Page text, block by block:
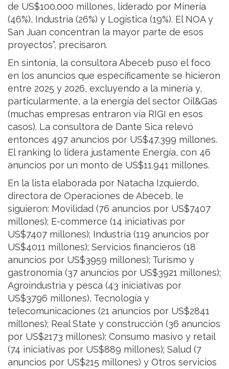
de US$100.000 millones, liderado por Minería
(46%), Industria (26%) y Logística (19%). El NOA y
San Juan concentran la mayor parte de esos
proyectos”, precisaron.
En sintonía, la consultora Abeceb puso el foco
en los anuncios que específicamente se hicieron
entre 2025 y 2026, excluyendo a la minería y,
particularmente, a la energía del sector Oil&Gas
(muchas empresas entraron vía RIGI en esos
casos). La consultora de Dante Sica relevó
entonces 497 anuncios por US$47.399 millones.
El ranking lo lidera justamente Energía, con 46
anuncios por un monto de US$11.941 millones.
En la lista elaborada por Natacha Izquierdo,
directora de Operaciones de Abeceb, le
siguieron: Movilidad (76 anuncios por US$7407
millones); E-commerce (14 iniciativas por
US$7407 millones); Industria (119 anuncios por
US$4011 millones); Servicios financieros (18
anuncios por US$3959 millones); Turismo y
gastronomía (37 anuncios por US$3921 millones);
Agroindustria y pesca (43 iniciativas por
US$3796 millones), Tecnología y
telecomunicaciones (21 anuncios por US$2841
millones); Real State y construcción (36 anuncios
por US$2173 millones); Consumo masivo y retail
(74 iniciativas por US$889 millones); Salud (7
anuncios por US$215 millones) y Otros servicios